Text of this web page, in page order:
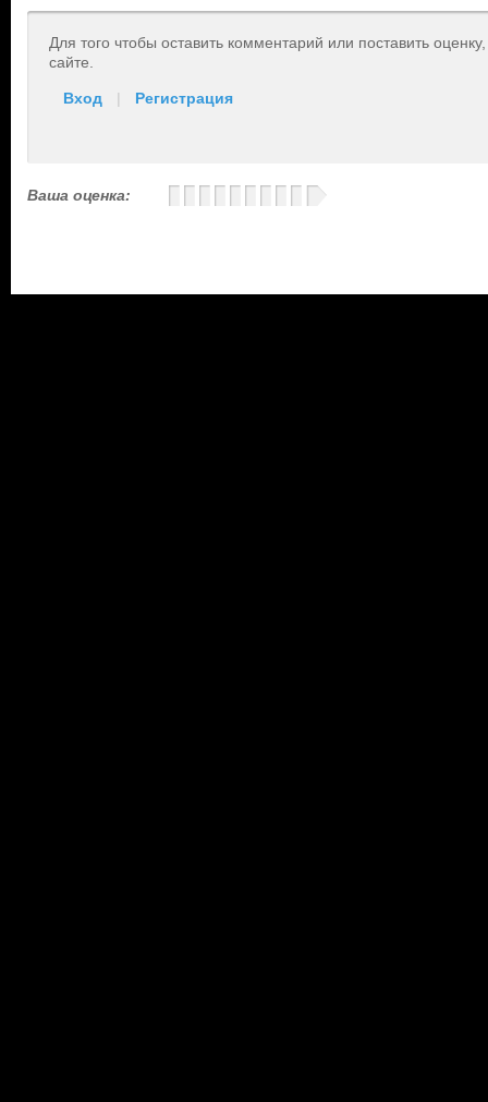
Для того чтобы оставить комментарий или поставить
сайте.
Вход | Регистрация
Ваша оценка: